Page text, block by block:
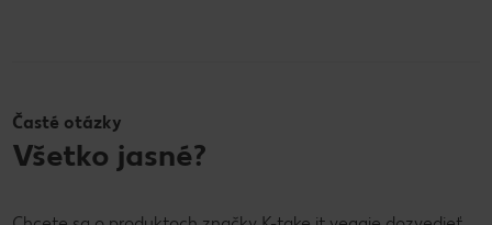
Časté otázky
Všetko jasné?